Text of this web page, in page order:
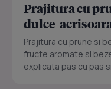
Prajitura cu
dulce-
Prajitura cu prune si
fructe aromate si
explicata pas cu pas